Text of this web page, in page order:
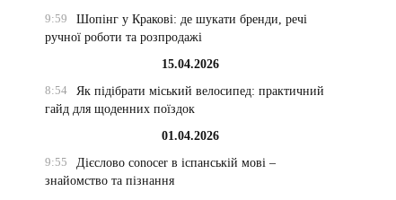
9:59
Шопінг у Кракові: де шукати бренди, речі
ручної роботи та розпродажі
15.04.2026
8:54
Як підібрати міський велосипед: практичний
гайд для щоденних поїздок
01.04.2026
9:55
Дієслово conocer в іспанській мові –
знайомство та пізнання